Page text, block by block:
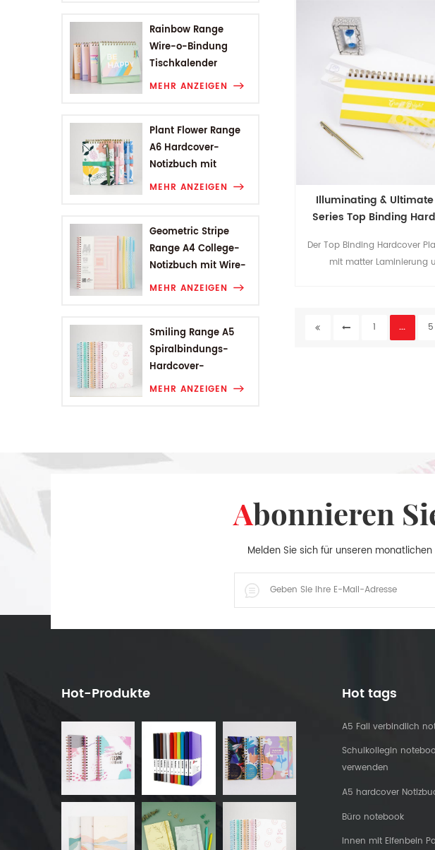
Rainbow Range
Wire-o-Bindung
Tischkalender
MEHR ANZEIGEN
Plant Flower Range
A6 Hardcover-
Notizbuch mit
Drahtbindung
MEHR ANZEIGEN
Geometric Stripe
Range A4 College-
Notizbuch mit Wire-
O-Bindung
MEHR ANZEIGEN
Smiling Range A5
Spiralbindungs-
Hardcover-
Studentennotizbuch
MEHR ANZEIGEN
Studenten oder den
Illuminating &
Series Top Binding
Der Top Binding Hardcover
mit matter Laminierung
1
... 5
Abonnieren
Melden Sie sich für unseren
Hot-Produkte Hot tags
A5 Fall verbindlich
Schulkollegin
verwenden
A5 hardcover
Büro notebook
Innen mit Elfenbein